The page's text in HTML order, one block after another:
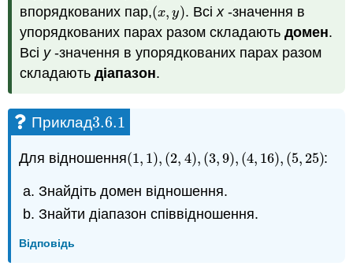
впорядкованих пар,(x, y)
(x,y) . Всі x-значення в
упорядкованих парах разом складаютьдомен.
Всі y-значення в упорядкованих парах разом
складаютьдіапазон.
Приклад3.6.1
3.6.1
Для відношення(1, 1), (2, 4), (3,9), (4, 16), (5, 25)
(1, 1),( 2,4),(3,9),(4 ,16 ),(5, 25) :
Знайдіть домен відношення.
Знайти діапазон співвідношення.
Відповідь